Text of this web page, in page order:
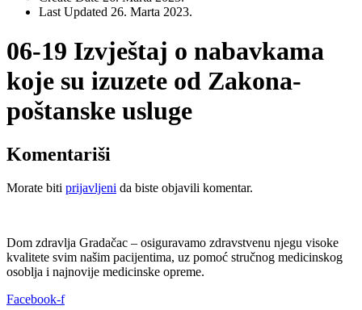
Last Updated 26. Marta 2023.
06-19 Izvještaj o nabavkama
koje su izuzete od Zakona-
poštanske usluge
Komentariši
Morate biti prijavljeni da biste objavili komentar.
Dom zdravlja Gradačac – osiguravamo zdravstvenu njegu visoke
kvalitete svim našim pacijentima, uz pomoć stručnog medicinskog
osoblja i najnovije medicinske opreme.
Facebook-f